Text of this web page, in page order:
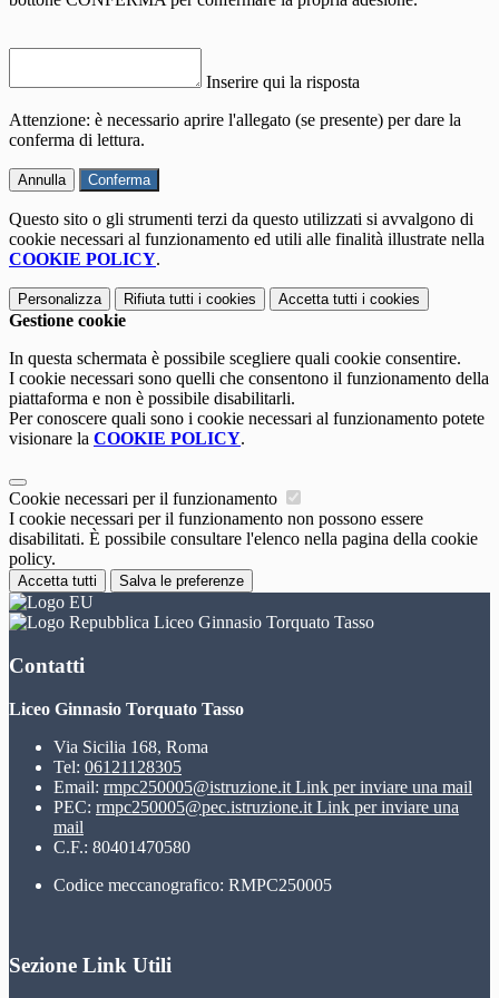
Inserire qui la risposta
Attenzione: è necessario aprire l'allegato (se presente) per dare la
conferma di lettura.
Annulla Conferma
Questo sito o gli strumenti terzi da questo utilizzati si avvalgono di
cookie necessari al funzionamento ed utili alle finalità illustrate nella
COOKIE POLICY.
Personalizza Rifiuta tutti i cookies Accetta tutti i cookies
Gestione cookie
In questa schermata è possibile scegliere quali cookie consentire.
I cookie necessari sono quelli che consentono il funzionamento della
piattaforma e non è possibile disabilitarli.
Per conoscere quali sono i cookie necessari al funzionamento potete
visionare la COOKIE POLICY.
Cookie necessari per il funzionamento
I cookie necessari per il funzionamento non possono essere
disabilitati. È possibile consultare l'elenco nella pagina della cookie
policy.
Accetta tutti Salva le preferenze
Liceo Ginnasio Torquato Tasso
Contatti
Liceo Ginnasio Torquato Tasso
Via Sicilia 168, Roma
Tel: 06121128305
Email: rmpc250005@istruzione.it Link per inviare una mail
PEC: rmpc250005@pec.istruzione.it Link per inviare una
mail
C.F.: 80401470580
Codice meccanografico: RMPC250005
Sezione Link Utili